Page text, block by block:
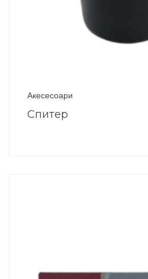
Акесесоари
Спитер